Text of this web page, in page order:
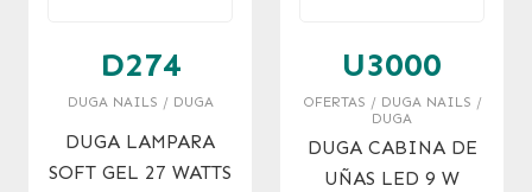
D274
DUGA NAILS / DUGA
DUGA LAMPARA
SOFT GEL 27 WATTS
U3000
OFERTAS / DUGA NAILS /
DUGA
DUGA CABINA DE
UÑAS LED 9 W